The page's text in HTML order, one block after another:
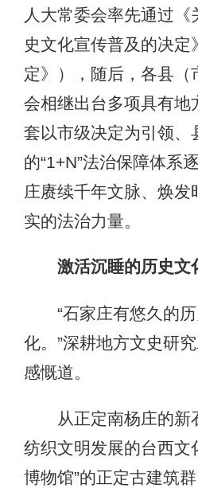
人大常委会率先通过
史文化宣传普及的决
定》），随后，各县（
会相继出台多项具有地
套以市级决定为引领、
的“1+N”法治保障体系
庄赓续千年文脉、焕发
实的法治力量。
激活沉睡的历史文
“石家庄有悠久的历
化。”深耕地方文史研
感慨道。
从正定南杨庄的新
纺织文明发展的台西文
博物馆”的正定古建筑